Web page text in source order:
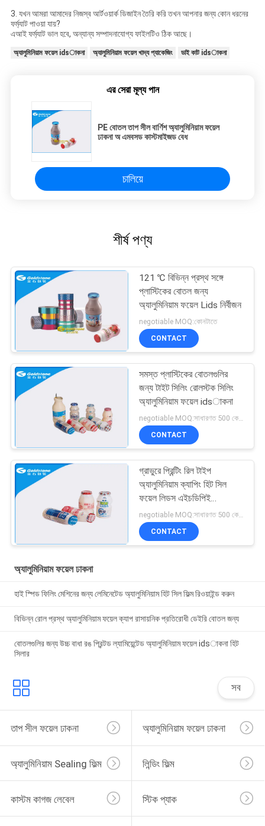
3. যখন আমরা আমাদের নিজস্ব আর্টওয়ার্ক ডিজাইন তৈরি করি তখন আপনার জন্য কোন ধরনের
ফর্ম্যাট পাওয়া যায়?
এআই ফর্ম্যাট ভাল হবে, অন্যান্য সম্পাদনাযোগ্য ফাইলটিও ঠিক আছে।
অ্যালুমিনিয়াম ফয়েল idsাকনা অ্যালুমিনিয়াম ফয়েল খাদ্য প্যাকেজিং ডাই কাট idsাকনা
এর সেরা মূল্য পান
PE বোতল তাপ সীল বার্ণিশ অ্যালুমিনিয়াম ফয়েল
ঢাকনা অ এমবসড কাস্টমাইজড বেধ
চালিয়ে
শীর্ষ পণ্য
121 ℃ বিভিন্ন প্রস্থ সঙ্গে
প্লাস্টিকের বোতল জন্য
অ্যালুমিনিয়াম ফয়েল Lids নির্বীজন
negotiable MOQ:কোনটাতে
CONTACT
সমস্ত প্লাস্টিকের বোতলগুলির
জন্য টাইট সিলিং রোলস্টক সিলিং
অ্যালুমিনিয়াম ফয়েল idsাকনা
CONTACT
গ্রাভুরে প্রিন্টিং রিল টাইপ
অ্যালুমিনিয়াম ক্যাপিং হিট সিল
ফয়েল লিডস এইচডিপিই
বোতলগুলির জন্য
CONTACT
অ্যালুমিনিয়াম ফয়েল ঢাকনা
হাই স্পিড ফিলিং মেশিনের জন্য লেমিনেটেড অ্যালুমিনিয়াম হিট সিল ফিল্ম রিওয়াইন্ড করুন
বিভিন্ন রোল প্রস্থ অ্যালুমিনিয়াম ফয়েল ক্যাপ রাসায়নিক প্রতিরোধী ডেইরি বোতল জন্য
বোতলগুলির জন্য উচ্চ বাধা রঙ প্রিন্টড ল্যামিয়েন্টেড অ্যালুমিনিয়াম ফয়েল idsাকনা হিট
সিলার
সব
তাপ সীল ফয়েল ঢাকনা অ্যালুমিনিয়াম ফয়েল ঢাকনা
অ্যালুমিনিয়াম Sealing ফিল্ম লিন্ডিং ফিল্ম
কাস্টম কাগজ লেবেল স্টিক প্যাক